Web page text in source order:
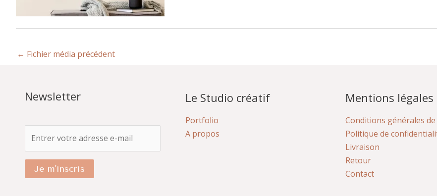
← Fichier média précédent
Newsletter
Je m'inscris
Le Studio créatif
Portfolio
A propos
Mentions légales
Conditions générales
Politique de
Livraison
Retour
Contact